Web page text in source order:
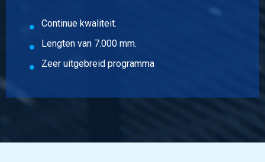
Bruto prijs
Selecteer
Artikelnummer
Continue kwaliteit.
Lengten van 7.000 mm.
Zeer uitgebreid programma